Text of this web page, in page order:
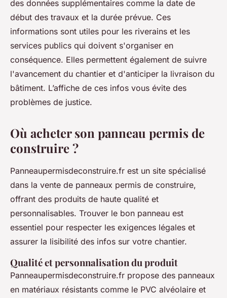
des données supplémentaires comme la date de
début des travaux et la durée prévue. Ces
informations sont utiles pour les riverains et les
services publics qui doivent s'organiser en
conséquence. Elles permettent également de suivre
l'avancement du chantier et d'anticiper la livraison du
bâtiment. L’affiche de ces infos vous évite des
problèmes de justice.
Où acheter son panneau permis de
construire ?
Panneaupermisdeconstruire.fr est un site spécialisé
dans la vente de panneaux permis de construire,
offrant des produits de haute qualité et
personnalisables. Trouver le bon panneau est
essentiel pour respecter les exigences légales et
assurer la lisibilité des infos sur votre chantier.
Qualité et personnalisation du produit
Panneaupermisdeconstruire.fr propose des panneaux
en matériaux résistants comme le PVC alvéolaire et